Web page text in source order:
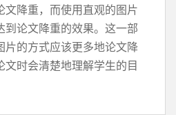
文降重，而使用直观的图片
到论文降重的效果。这一部
片的方式应该更多地论文降
文时会清楚地理解学生的目